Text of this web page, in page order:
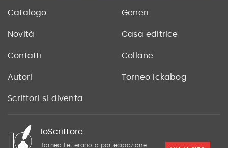
Catalogo Generi
Novità Casa editrice
Contatti Collane
Autori Torneo Ickabog
Scrittori si diventa
IoScrittore
Torneo Letterario a partecipazione